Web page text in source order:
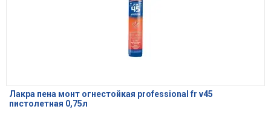
Лакра пена монт огнестойкая professional fr v45
пистолетная 0,75л